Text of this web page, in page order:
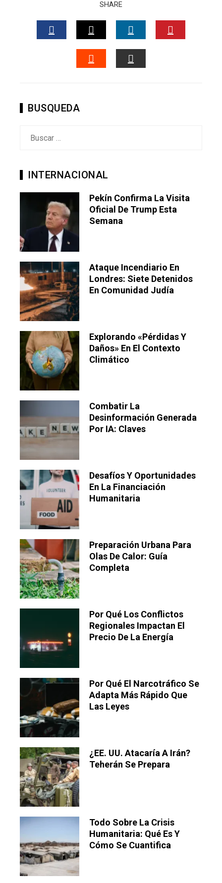
SHARE
FACEBOOKTWITTERLINKEDIN
BUSQUEDA
INTERNACIONAL
Pekín Confirma La Visita
Oficial De Trump Esta
Semana
Ataque Incendiario En
Londres: Siete Detenidos
En Comunidad Judía
Explorando «pérdidas Y
Daños» En El Contexto
Climático
Combatir La
Desinformación Generada
Por IA: Claves
Desafíos Y Oportunidades
En La Financiación
Humanitaria
Preparación Urbana Para
Olas De Calor: Guía
Completa
Por Qué Los Conflictos
Regionales Impactan El
Precio De La Energía
Por Qué El Narcotráfico Se
Adapta Más Rápido Que
Las Leyes
¿EE. UU. Atacaría A Irán?
Teherán Se Prepara
Todo Sobre La Crisis
Humanitaria: Qué Es Y
Cómo Se Cuantifica